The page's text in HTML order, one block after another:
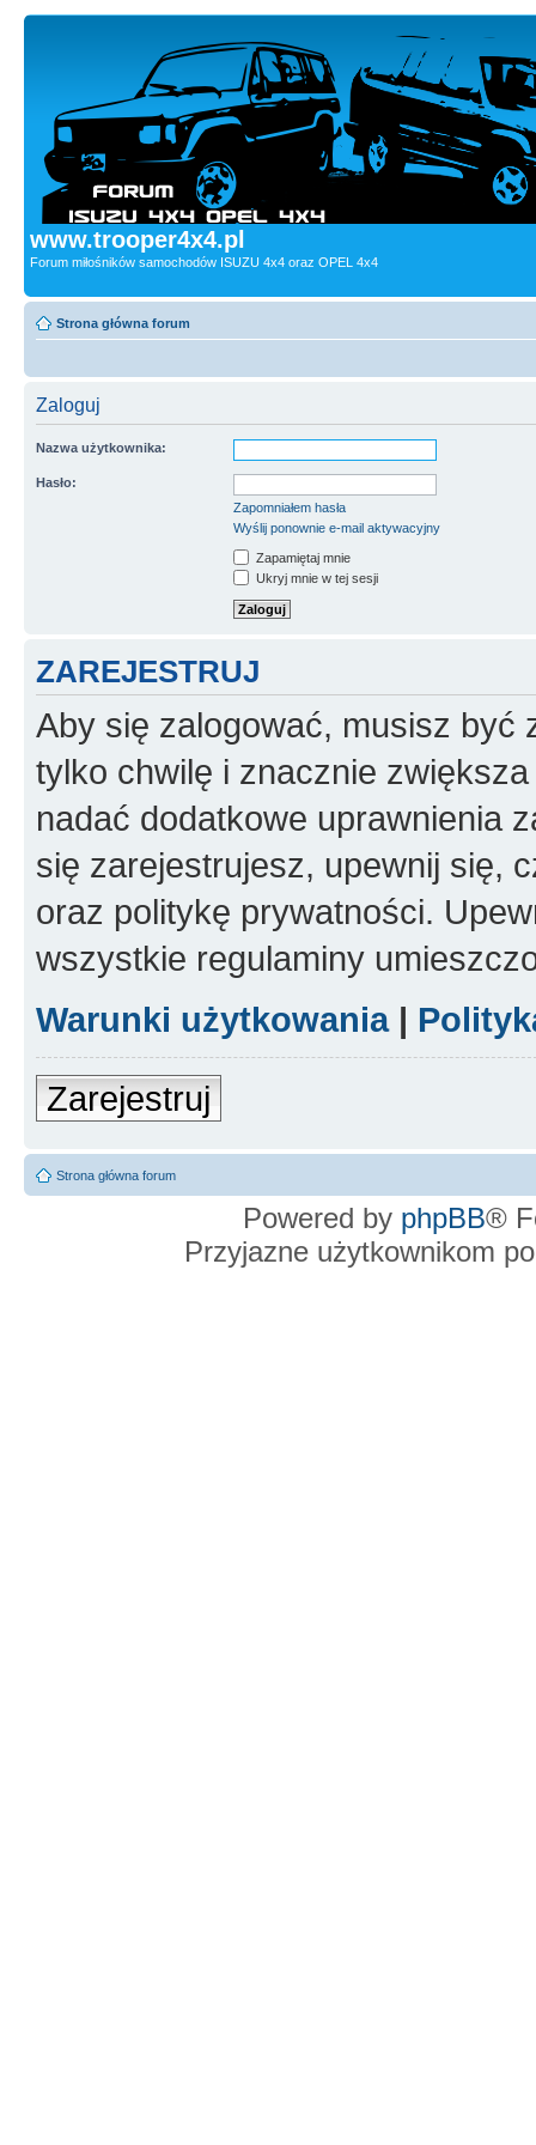
www.trooper4x4.pl
Forum miłośników samochodów ISUZU 4x4 oraz OPEL 4x4
Strona główna forum
Zaloguj
Nazwa użytkownika:
Hasło:
Zapomniałem hasła
Wyślij ponownie e-mail aktywacyjny
Zapamiętaj mnie
Ukryj mnie w tej sesji
ZAREJESTRUJ
Aby się zalogować, musisz być
tylko chwilę i znacznie
nadać dodatkowe uprawnienia
się zarejestrujesz, upewnij się,
oraz politykę prywatności.
wszystkie regulaminy
Warunki użytkowania|
Zarejestruj
Strona główna forum
Powered by phpBB®
Przyjazne użytkownikom